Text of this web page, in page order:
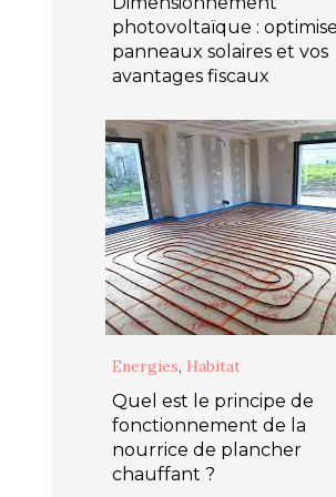
photovoltaïque :
panneaux solaires et vos
avantages fiscaux
Energies, Habitat
Quel est le principe de
fonctionnement de la
nourrice de plancher
chauffant ?